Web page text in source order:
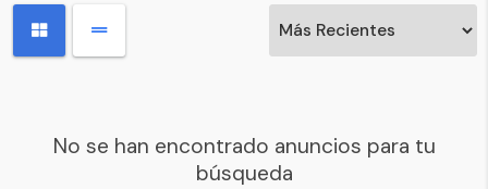
No se han encontrado anuncios para tu
búsqueda